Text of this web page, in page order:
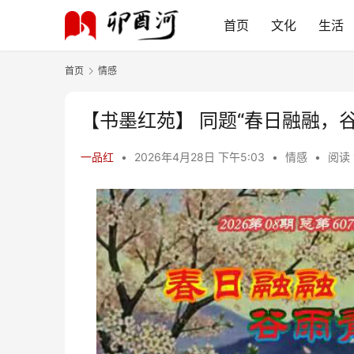
首页 文化 生活
首页 情感
【书墨红苑】 同题“春日融融，
一品红 • 2026年4月28日 下午5:03 • 情感 • 阅